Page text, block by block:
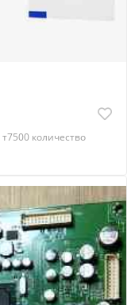
количество